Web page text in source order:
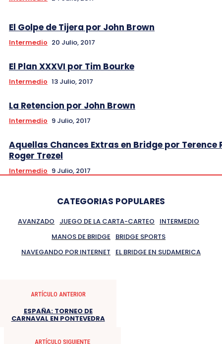
El Golpe de Tijera por John Brown
Intermedio 20 Julio, 2017
El Plan XXXVI por Tim Bourke
Intermedio 13 Julio, 2017
La Retencion por John Brown
Intermedio 9 Julio, 2017
Aquellas Chances Extras en Bridge por Terence
Roger Trezel
Intermedio 9 Julio, 2017
CATEGORIAS POPULARES
AVANZADO JUEGO DE LA CARTA-CARTEO
INTERMEDIO
MANOS DE BRIDGE
BRIDGE SPORTS
NAVEGANDO POR INTERNET
EL BRIDGE EN SUDAMERICA
ARTÍCULO ANTERIOR
ESPAÑA: TORNEO DE
CARNAVAL EN PONTEVEDRA
ARTÍCULO SIGUIENTE